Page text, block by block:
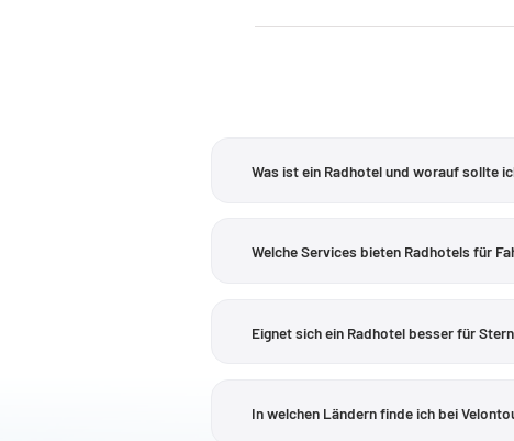
Was ist ein Radhotel und worauf sollte
Tourentipps, E-Bike-Lademöglichkeit,
Welche Services bieten Radhotels für
Velontourwerden solche Angaben in
Eignet sich ein Radhotel besser für
Destinationen, Radtouren und teils auch
In welchen Ländern finde ich bei